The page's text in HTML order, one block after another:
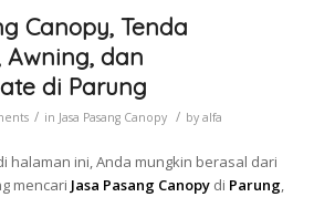
Canopy, Tenda
Awning, dan
di Parung
/ in Jasa Pasang Canopy / by alfa
halaman ini, Anda mungkin berasal dari
mencari Jasa Pasang Canopy di Parung,